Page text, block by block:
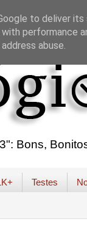
Bons,
Testes
to deliver
with performance
abuse.